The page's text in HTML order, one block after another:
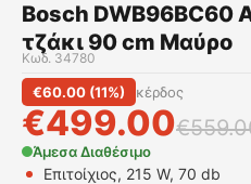
Bosch DWB96BC60
τζάκι 90 cm Μαύρο
Κωδ. 34780
€60.00 (11%) κέρδος
€499.00€
Άμεσα Διαθέσιμο
Επιτοίχιος, 215 W, 70 db